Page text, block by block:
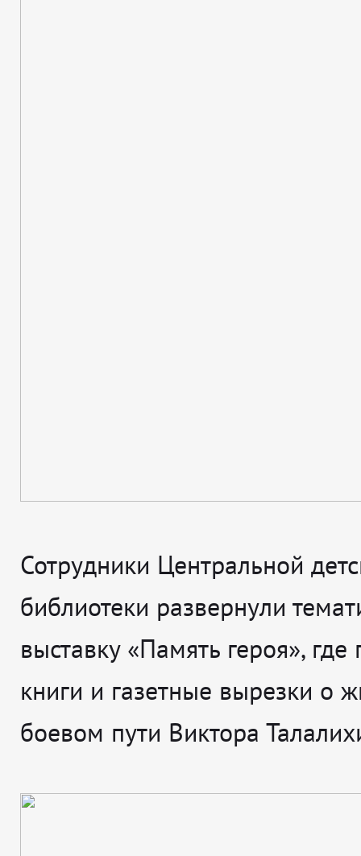
Сотрудники Центральной
библиотеки развернули
выставку «Память героя», где
книги и газетные вырезки о
боевом пути Виктора